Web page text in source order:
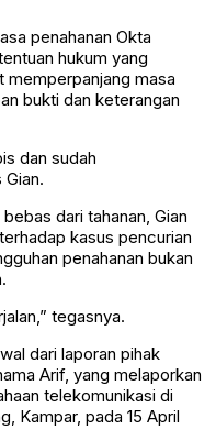
penahanan Okta
hukum yang
memperpanjang masa
bukti dan keterangan
dan sudah
dari tahanan, Gian
kasus pencurian
penahanan bukan
tegasnya.
dari laporan pihak
Arif, yang melaporkan
telekomunikasi di
Kampar, pada 15 April